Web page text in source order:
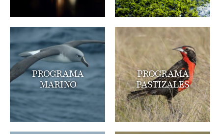
PROGRAMA
MARINO
PROGRAMA
PASTIZALES